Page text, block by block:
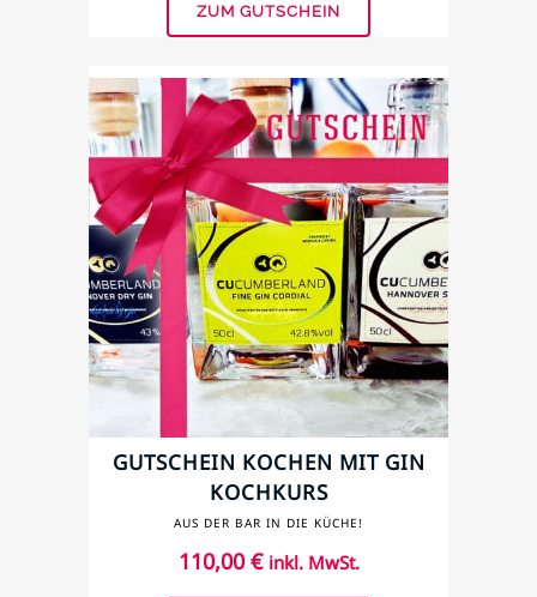
ZUM GUTSCHEIN
GUTSCHEIN KOCHEN MIT GIN
KOCHKURS
AUS DER BAR IN DIE KÜCHE!
110,00€ inkl. MwSt.